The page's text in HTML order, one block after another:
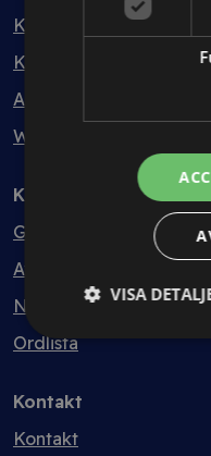
Kurser
Kurspaket
Abonnemang
Webbinarium
Kunskapsbank
Guider
Avtalsmallar
Nyheter
Ordlista
Kontakt
Kontakt
VISA